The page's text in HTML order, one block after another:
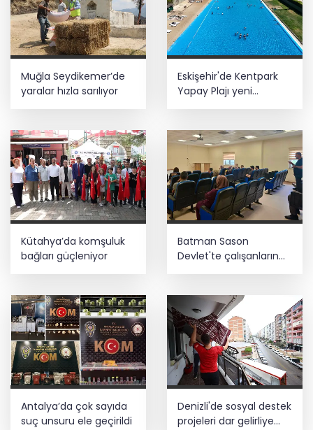
Muğla Seydikemer’de
yaralar hızla sarılıyor
Eskişehir'de Kentpark
Yapay Plajı yeni
Kütahya’da komşuluk
bağları güçleniyor
Batman Sason
Devlet'te çalışanların
talepleri dinlendi
Antalya’da çok sayıda
suç unsuru ele geçirildi
Denizli'de sosyal destek
projeleri dar gelirliye